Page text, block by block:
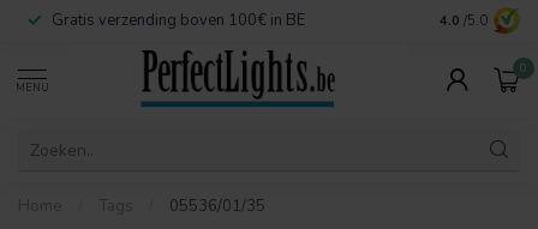
Gratis verzending boven 100€ in BE Veilige
4.0 /5.0
MENU
0
Home Tags 05536/01/35